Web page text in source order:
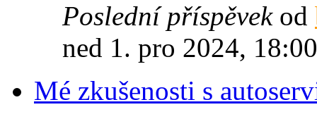
Poslední příspěvekod
ned 1. pro 2024, 18:00
Mé zkušenosti s